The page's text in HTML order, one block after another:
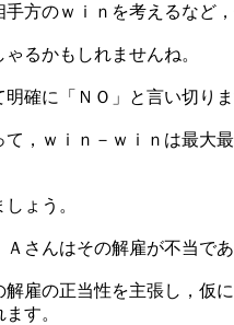
方のｗｉｎを考えるなど
るかもしれませんね。
確に「ＮＯ」と言い切りま
，ｗｉｎ－ｗｉｎは最大
ょう。
さんはその解雇が不当で
雇の正当性を主張し，仮
す。